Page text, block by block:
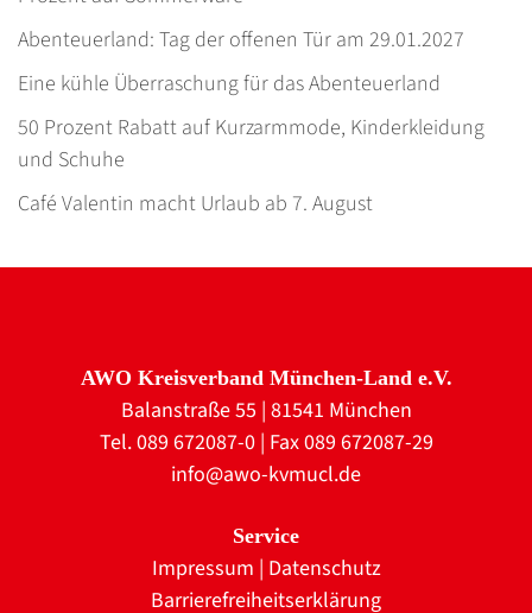
Abenteuerland: Tag der offenen Tür am 29.01.2027
Eine kühle Überraschung für das Abenteuerland
50 Prozent Rabatt auf Kurzarmmode, Kinderkleidung
und Schuhe
Café Valentin macht Urlaub ab 7. August
AWO Kreisverband München-Land e.V.
Balanstraße 55 | 81541 München
Tel. 089 672087-0 | Fax 089 672087-29
info@awo-kvmucl.de
Service
Impressum | Datenschutz
Barrierefreiheitserklärung